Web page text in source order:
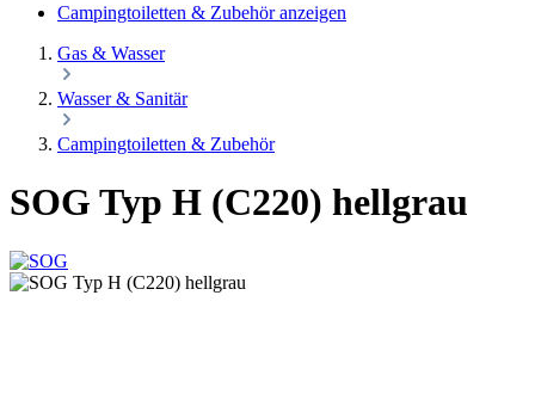
Campingtoiletten & Zubehör anzeigen
Gas & Wasser
Wasser & Sanitär
Campingtoiletten & Zubehör
SOG Typ H (C220) hellgrau